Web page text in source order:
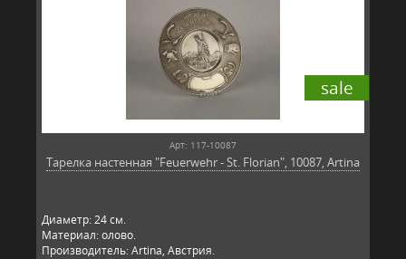
sale
Арт: 117-10087
Тарелка настенная "Feuerwehr - St. Florian", 10087, Artina
Диаметр: 24 см.
Материал: олово.
Производитель: Artina, Австрия.